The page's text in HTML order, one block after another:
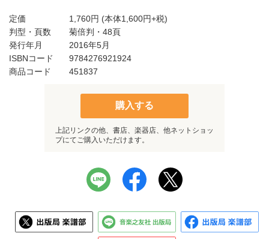
定価 1,760円 (本体1,600円+税)
判型・頁数
菊倍判・48頁
発行年月
2016年5月
ISBNコード
9784276921924
商品コード
451837
購入する
上記リンクの他、書店、楽器店、他ネットショッ
プにてご購入いただけます。